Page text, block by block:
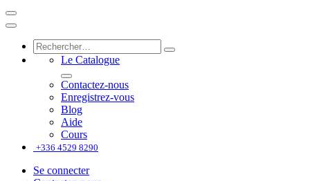
Le Catalogue
Contactez-nous
Enregistrez-vous
Blog
Aide
Cours
+336 4529 8290
Se connecter